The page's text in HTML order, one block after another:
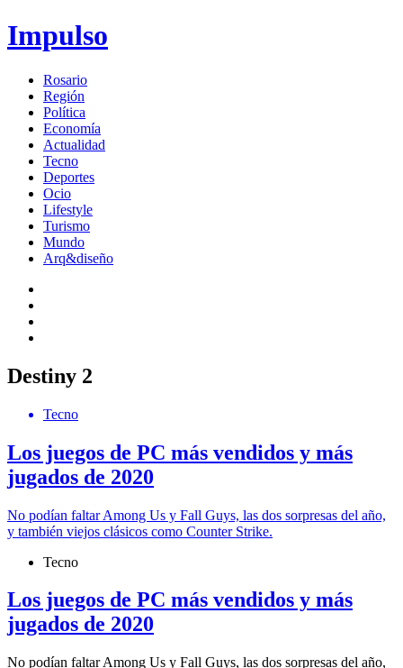
Impulso
Rosario
Región
Política
Economía
Actualidad
Tecno
Deportes
Ocio
Lifestyle
Turismo
Mundo
Arq&diseño
Destiny 2
Tecno
Los juegos de PC más vendidos y más
jugados de 2020
No podían faltar Among Us y Fall Guys, las dos sorpresas del año,
y también viejos clásicos como Counter Strike.
Tecno
Los juegos de PC más vendidos y más
jugados de 2020
No podían faltar Among Us y Fall Guys, las dos sorpresas del año,